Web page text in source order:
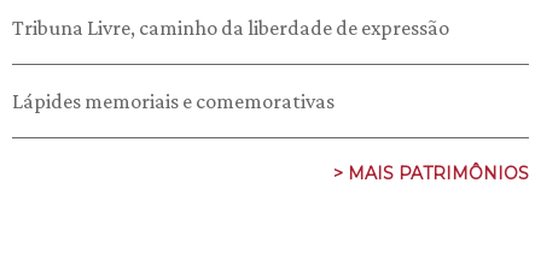
Tribuna Livre, caminho da liberdade de expressão
Lápides memoriais e comemorativas
> MAIS PATRIMÔNIOS